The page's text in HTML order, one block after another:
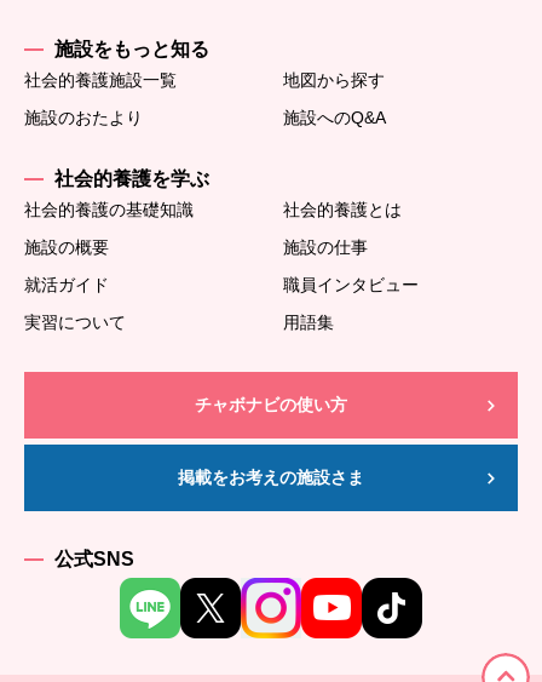
施設をもっと知る
社会的養護施設一覧
地図から探す
施設のおたより
施設へのQ&A
社会的養護を学ぶ
社会的養護の基礎知識
社会的養護とは
施設の概要
施設の仕事
就活ガイド
職員インタビュー
実習について
用語集
チャボナビの使い方
掲載をお考えの施設さま
公式SNS